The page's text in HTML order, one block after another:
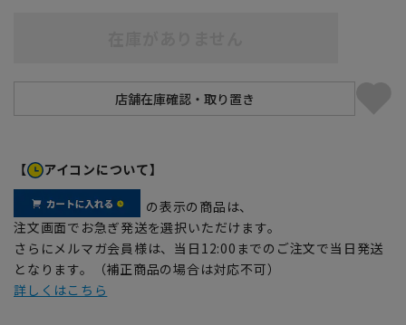
【 アイコンについて】
の表示の商品は、
注文画面でお急ぎ発送を選択いただけます。
さらにメルマガ会員様は、当日12:00までのご注文で当日発送
となります。（補正商品の場合は対応不可）
詳しくはこちら